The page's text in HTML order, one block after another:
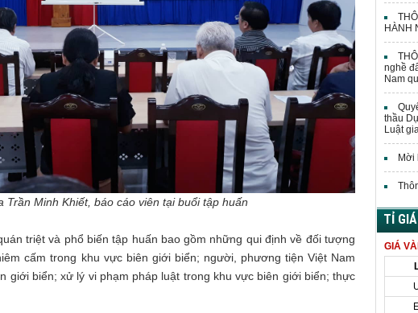
Trần Minh Khiết, báo cáo viên tại buổi tập huấn
triệt và phổ biến tập huấn bao gồm những qui định về đối tượng
cấm trong khu vực biên giới biển; người, phương tiện Việt Nam
giới biển; xử lý vi phạm pháp luật trong khu vực biên giới biển; thực
HÀNH
nghề
Nam
thầu
Luật
Mời
TỈ
GIÁ